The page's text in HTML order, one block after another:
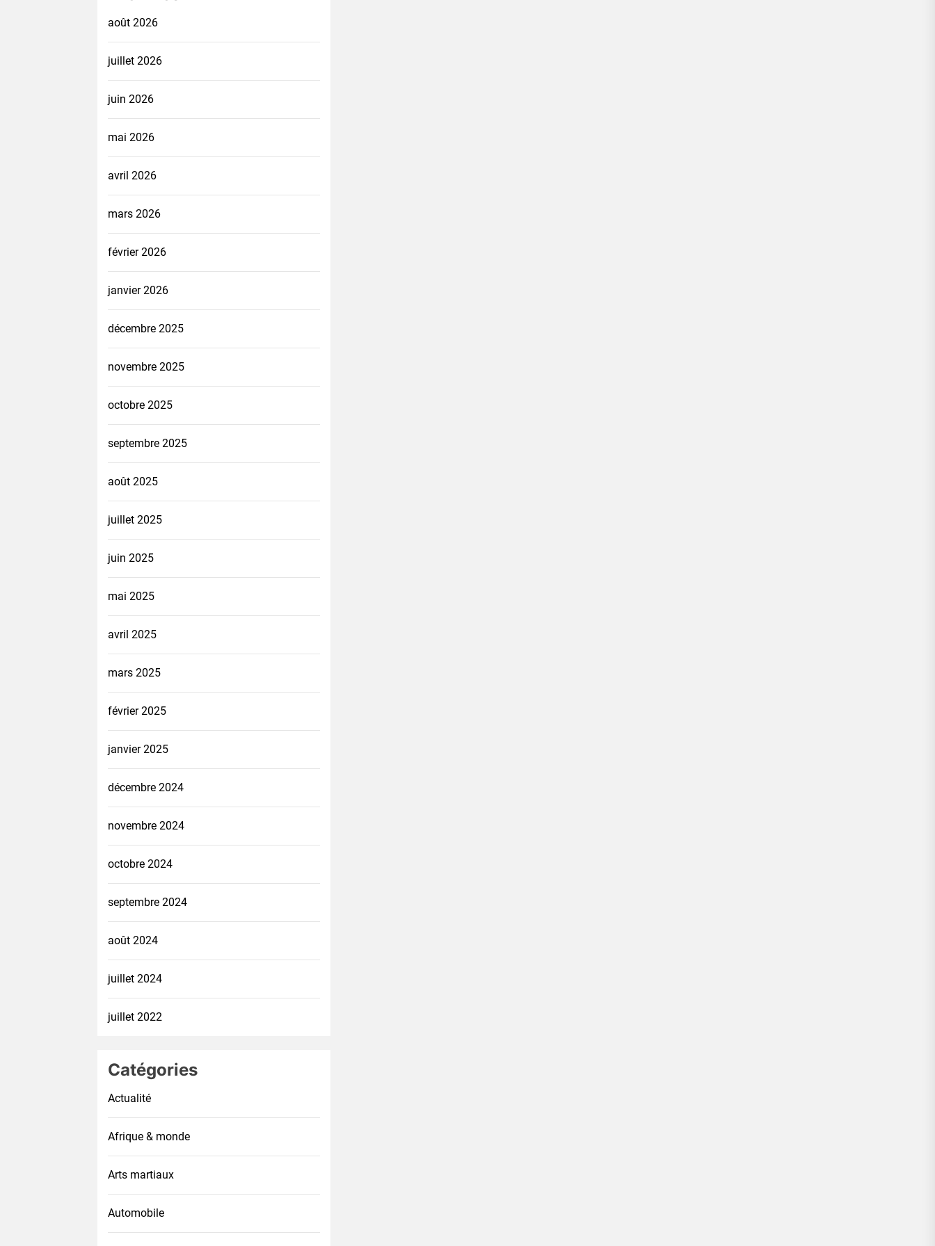
août 2026
juillet 2026
juin 2026
mai 2026
avril 2026
mars 2026
février 2026
janvier 2026
décembre 2025
novembre 2025
octobre 2025
septembre 2025
août 2025
juillet 2025
juin 2025
mai 2025
avril 2025
mars 2025
février 2025
janvier 2025
décembre 2024
novembre 2024
octobre 2024
septembre 2024
août 2024
juillet 2024
juillet 2022
Catégories
Actualité
Afrique & monde
Arts martiaux
Automobile